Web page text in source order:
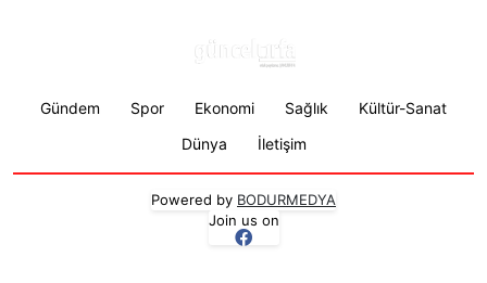
Footer menu
Gündem Spor Ekonomi Sağlık
Kültür-Sanat
Dünya
İletişim
Powered by BODURMEDYA
Join us on